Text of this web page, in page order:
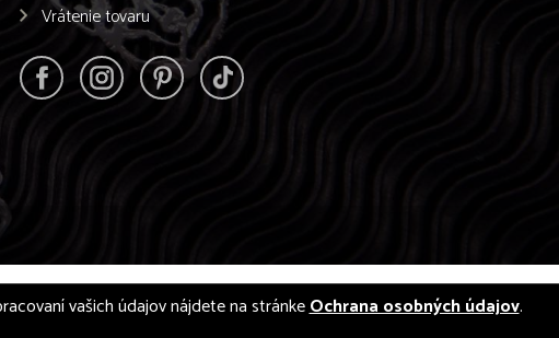
Vrátenie tovaru
vašich údajov nájdete na stránkeOchrana osobných údajov.